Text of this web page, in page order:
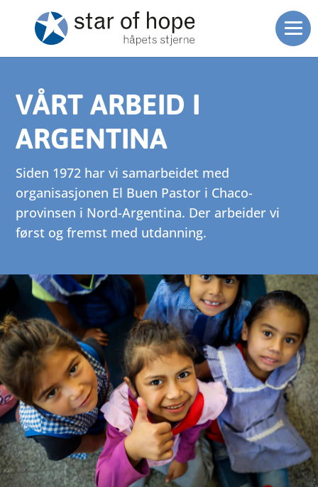
VÅRT ARBEID I
ARGENTINA
Siden 1972 har vi samarbeidet med
organisasjonen El Buen Pastor i Chaco-
provinsen i Nord-Argentina. Der arbeider vi
først og fremst med utdanning.